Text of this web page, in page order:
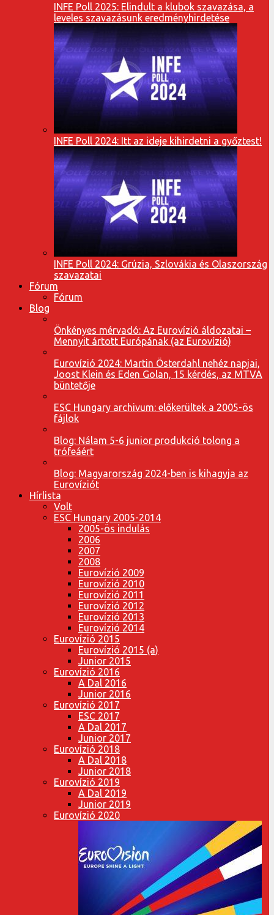
INFE Poll 2025: Elindult a klubok szavazása, a
leveles szavazásunk eredményhirdetése
INFE Poll 2024: Itt az ideje kihirdetni a győztest!
INFE Poll 2024: Grúzia, Szlovákia és Olaszország
szavazatai
Fórum
Fórum
Blog
Önkényes mérvadó: Az Eurovízió áldozatai –
Mennyit ártott Európának (az Eurovízió)
Eurovízió 2024: Martin Österdahl nehéz napjai,
Joost Klein és Eden Golan, 15 kérdés, az MTVA
büntetője
ESC Hungary archivum: előkerültek a 2005-ös
fájlok
Blog: Nálam 5-6 junior produkció tolong a
trófeáért
Blog: Magyarország 2024-ben is kihagyja az
Eurovíziót
Hírlista
Volt
ESC Hungary 2005-2014
2005-ös indulás
2006
2007
2008
Eurovízió 2009
Eurovízió 2010
Eurovízió 2011
Eurovízió 2012
Eurovízió 2013
Eurovízió 2014
Eurovízió 2015
Eurovízió 2015 (a)
Junior 2015
Eurovízió 2016
A Dal 2016
Junior 2016
Eurovízió 2017
ESC 2017
A Dal 2017
Junior 2017
Eurovízió 2018
A Dal 2018
Junior 2018
Eurovízió 2019
A Dal 2019
Junior 2019
Eurovízió 2020